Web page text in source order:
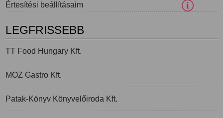
Értesítési beállításaim
LEGFRISSEBB
TT Food Hungary Kft.
MOZ Gastro Kft.
Patak-Könyv Könyvelőiroda Kft.